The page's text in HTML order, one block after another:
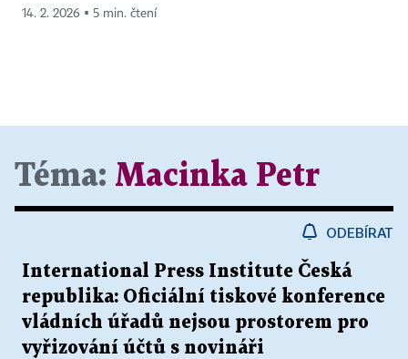
14. 2. 2026 ▪ 5 min. čtení
Téma: Macinka Petr
ODEBÍRAT
International Press Institute Česká
republika: Oficiální tiskové konference
vládních úřadů nejsou prostorem pro
vyřizování účtů s novináři